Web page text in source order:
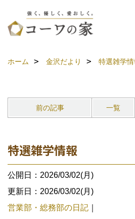
ホーム 金沢だより 特選雑学情
前の記事 一覧
特選雑学情報
公開日：2026/03/02(月)
更新日：2026/03/02(月)
営業部・総務部の日記